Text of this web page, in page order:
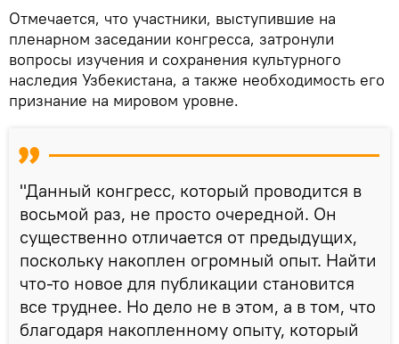
Отмечается, что участники, выступившие на
пленарном заседании конгресса, затронули
вопросы изучения и сохранения культурного
наследия Узбекистана, а также необходимость его
признание на мировом уровне.
"Данный конгресс, который проводится в
восьмой раз, не просто очередной. Он
существенно отличается от предыдущих,
поскольку накоплен огромный опыт. Найти
что-то новое для публикации становится
все труднее. Но дело не в этом, а в том, что
благодаря накопленному опыту, который